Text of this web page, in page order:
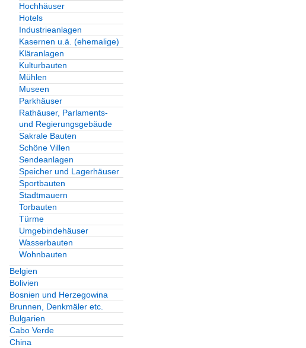
Hochhäuser
Hotels
Industrieanlagen
Kasernen u.ä. (ehemalige)
Kläranlagen
Kulturbauten
Mühlen
Museen
Parkhäuser
Rathäuser, Parlaments-
und Regierungsgebäude
Sakrale Bauten
Schöne Villen
Sendeanlagen
Speicher und Lagerhäuser
Sportbauten
Stadtmauern
Torbauten
Türme
Umgebindehäuser
Wasserbauten
Wohnbauten
Belgien
Bolivien
Bosnien und Herzegowina
Brunnen, Denkmäler etc.
Bulgarien
Cabo Verde
China